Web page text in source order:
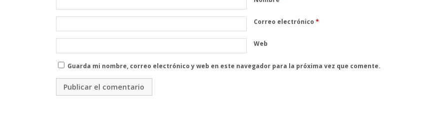
Correo electrónico *
Web
Guarda mi nombre, correo electrónico y web en este navegador para la próxima vez que comente.